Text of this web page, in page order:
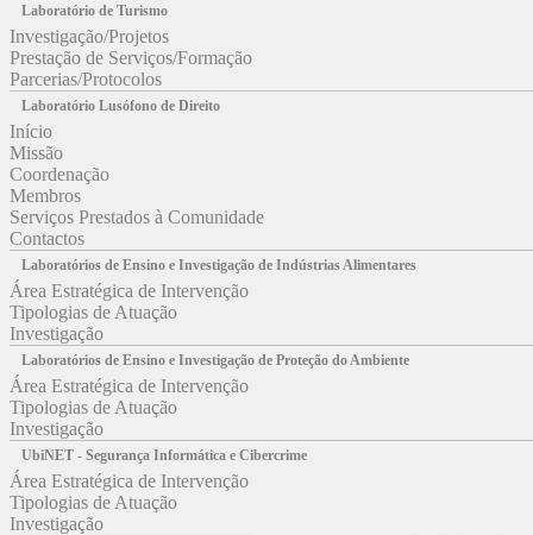
Laboratório de Turismo
Investigação/Projetos
Prestação de Serviços/Formação
Parcerias/Protocolos
Laboratório Lusófono de Direito
Início
Missão
Coordenação
Membros
Serviços Prestados à Comunidade
Contactos
Laboratórios de Ensino e Investigação de Indústrias Alimentares
Área Estratégica de Intervenção
Tipologias de Atuação
Investigação
Laboratórios de Ensino e Investigação de Proteção do Ambiente
Área Estratégica de Intervenção
Tipologias de Atuação
Investigação
UbiNET - Segurança Informática e Cibercrime
Área Estratégica de Intervenção
Tipologias de Atuação
Investigação